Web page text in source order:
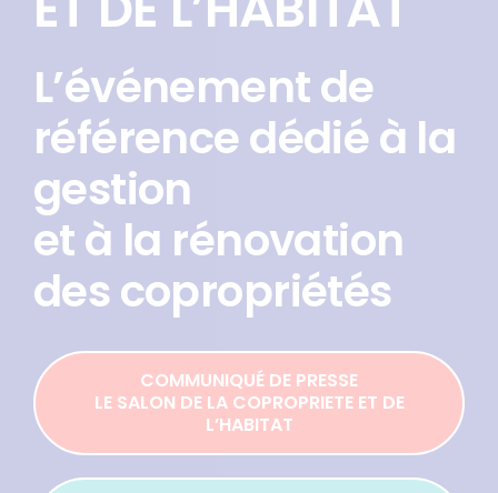
L’événement de
référence dédié à la
gestion
et à la rénovation
des copropriétés
COMMUNIQUÉ DE PRESSE
LE SALON DE LA COPROPRIETE ET DE
L’HABITAT